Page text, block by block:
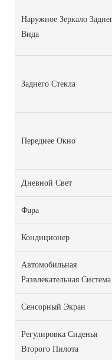
Наружное Зеркало
Вида
Заднего Стекла
Переднее Окно
Дневной Свет
Фара
Кондиционер
Автомобильная
Развлекательная Система
Сенсорный Экран
Регулировка Сиденья
Второго Пилота